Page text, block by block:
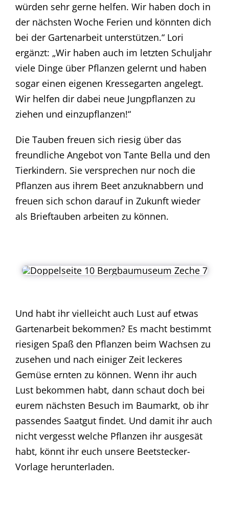
würden sehr gerne helfen. Wir haben doch in
der nächsten Woche Ferien und könnten dich
bei der Gartenarbeit unterstützen.“ Lori
ergänzt: „Wir haben auch im letzten Schuljahr
viele Dinge über Pflanzen gelernt und haben
sogar einen eigenen Kressegarten angelegt.
Wir helfen dir dabei neue Jungpflanzen zu
ziehen und einzupflanzen!“
Die Tauben freuen sich riesig über das
freundliche Angebot von Tante Bella und den
Tierkindern. Sie versprechen nur noch die
Pflanzen aus ihrem Beet anzuknabbern und
freuen sich schon darauf in Zukunft wieder
als Brieftauben arbeiten zu können.
Und habt ihr vielleicht auch Lust auf etwas
Gartenarbeit bekommen? Es macht bestimmt
riesigen Spaß den Pflanzen beim Wachsen zu
zusehen und nach einiger Zeit leckeres
Gemüse ernten zu können. Wenn ihr auch
Lust bekommen habt, dann schaut doch bei
eurem nächsten Besuch im Baumarkt, ob ihr
passendes Saatgut findet. Und damit ihr auch
nicht vergesst welche Pflanzen ihr ausgesät
habt, könnt ihr euch unsere Beetstecker-
Vorlage herunterladen.